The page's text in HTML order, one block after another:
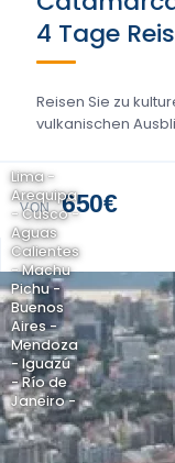
4 Tage
Reisen Sie zu
vulkanischen
VON 650€
Lima -
Arequipa
- Cusco -
Aguas
Calientes
- Machu
Pichu -
Buenos
Aires -
Mendoza
- Iguazú
- Río de
Janeiro -